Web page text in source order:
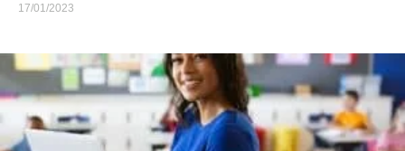
17/01/2023